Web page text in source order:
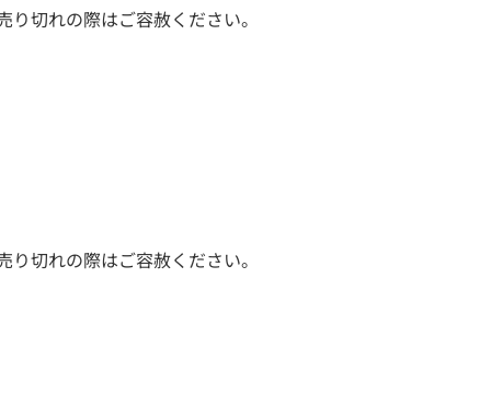
切れの際はご容赦ください。
切れの際はご容赦ください。